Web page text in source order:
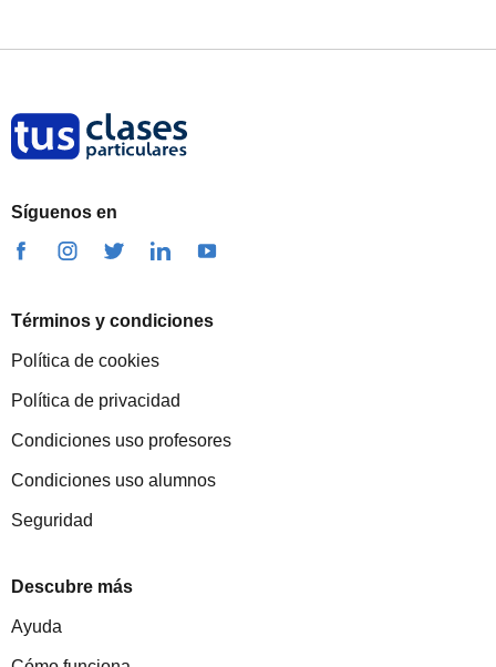
Síguenos en
Términos y condiciones
Política de cookies
Política de privacidad
Condiciones uso profesores
Condiciones uso alumnos
Seguridad
Descubre más
Ayuda